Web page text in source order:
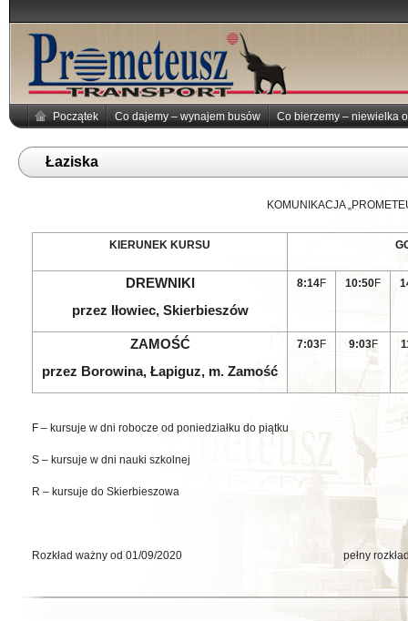
Początek Co dajemy – wynajem busów Co bierzemy – niewielka
Łaziska
KOMUNIKACJA
KIERUNEK KURSU
DREWNIKI
przez Iłowiec, Skierbieszów
8:14F 10:50F
ZAMOŚĆ
przez Borowina, Łapiguz, m. Zamość
7:03F 9:03F
F – kursuje w dni robocze od poniedziałku do piątku
S – kursuje w dni nauki szkolnej
R – kursuje do Skierbieszowa
Rozkład ważny od 01/09/2020 pełny rozkład na: